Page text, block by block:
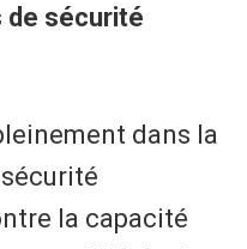
de sécurité
dans la
la capacité